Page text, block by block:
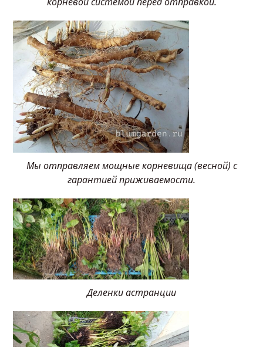
Мы отправляем мощные корневища (весной) с
гарантией приживаемости.
Деленки астранции